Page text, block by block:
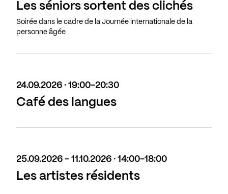
Les séniors sortent des clichés
Soirée dans le cadre de la Journée internationale de la
personne âgée
24.09.2026 · 19:00-20:30
Café des langues
25.09.2026 - 11.10.2026 · 14:00-18:00
Les artistes résidents